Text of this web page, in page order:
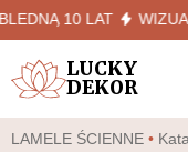
10 LAT
LUCKY
DEKOR
LAMELE ŚCIENNE •